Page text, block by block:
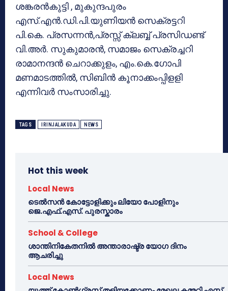
ശങ്കരന്‍കുട്ടി , മുകുന്ദപുരം
എസ്.എന്‍.ഡി.പി.യുണിയന്‍ സെക്രട്ടറി
പി.കെ. പ്രസന്നന്‍,പ്രസ്സ് ക്ലബ്ബ് പ്രസിഡണ്ട്
വി.അര്‍. സുകുമാരന്‍, സമാജം സെക്രച്ചറി
രാമാനന്ദന്‍ ചെറാക്കുളം, എം.കെ.ഗോപി
മണമാടത്തില്‍, സിബിന്‍ കൂനാക്കംപ്പിളളി
എന്നിവര്‍ സംസാരിച്ചു.
TAGS IRINJALAKUDA NEWS
Hot this week
Local News
ടെൽസൻ കോട്ടോളിക്കും ലിയോ പോളിനും
ജെ.എഫ്.എസ്. പുരസ്കാരം
School & College
ശാന്തിനികേതനിൽ അന്താരാഷ്ട്ര യോഗ ദിനം
ആചരിച്ചു
Local News